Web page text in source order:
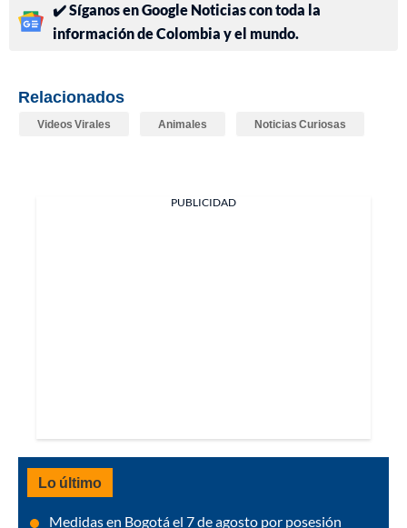
✔️ Síganos en Google Noticias con toda la
información de Colombia y el mundo.
Relacionados
Videos Virales Animales Noticias Curiosas
PUBLICIDAD
Lo último
Medidas en Bogotá el 7 de agosto por posesión